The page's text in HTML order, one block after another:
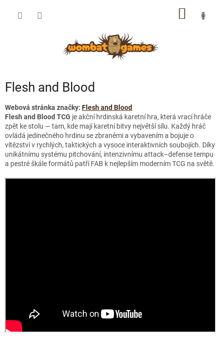
Flesh and Blood
Webová stránka značky: Flesh and Blood
Flesh and Blood TCG je akční hrdinská karetní hra, která vrací hráče
zpět ke stolu — tam, kde mají karetní bitvy největší sílu. Každý hráč
ovládá jedinečného hrdinu se zbraněmi a vybavením a bojuje o
vítězství v rychlých, taktických a vysoce interaktivních soubojích. Díky
unikátnímu systému pitchování, intenzivnímu attack–defense tempu
a pestré škále formátů patří FAB k nejlepším moderním TCG na světě.